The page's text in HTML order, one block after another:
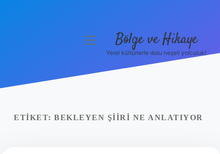
Yasal Uyarı
menüyü
Bölge ve Hikaye
Yerel kültürlerle dolu neşeli yolculuk!
ETIKET: BEKLEYEN ŞIIRI NE ANLATIYOR